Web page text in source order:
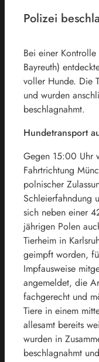
Polizei
Bei einer
Bayreuth)
voller Hunde. Die
und wurden
beschlagnahmt.
Hundetransport
Gegen 15:00 Uhr
Fahrtrichtung
polnischer
Schleierfahndung
sich neben einer
jährigen Polen
Tierheim in
geimpft worden,
Impfausweise
angemeldet, die
fachgerecht und
Tiere in einem
allesamt bereits
wurden in
beschlagnahmt